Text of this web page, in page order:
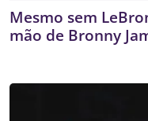
Mesmo sem
mão de Bronny